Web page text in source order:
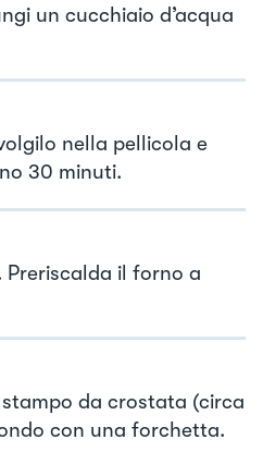
un cucchiaio d’acqua
nella pellicola e
30 minuti.
Preriscalda il forno a
da crostata (circa
con una forchetta.